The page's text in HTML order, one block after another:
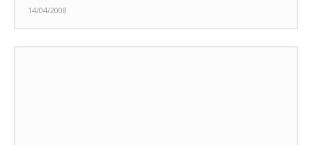
14/04/2008